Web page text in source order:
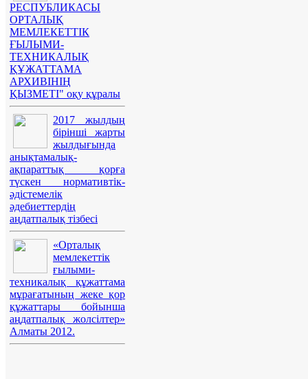
РЕСПУБЛИКАСЫ
ОРТАЛЫҚ
МЕМЛЕКЕТТІК
ҒЫЛЫМИ-
ТЕХНИКАЛЫҚ
ҚҰЖАТТАМА
АРХИВІНІҢ
ҚЫЗМЕТІ" оқу құралы
2017 жылдың
бірінші жарты
жылдығында
анықтамалық-
ақпараттық қорға
түскен нормативтік-
әдістемелік
әдебиеттердің
аңдатпалық тізбесі
«Орталық
мемлекеттік
ғылыми-
техникалық құжаттама
мұрағатының жеке қор
құжаттары бойынша
аңдатпалық жолсілтер»
Алматы 2012.